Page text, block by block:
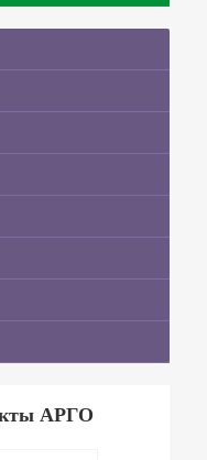
АРГО